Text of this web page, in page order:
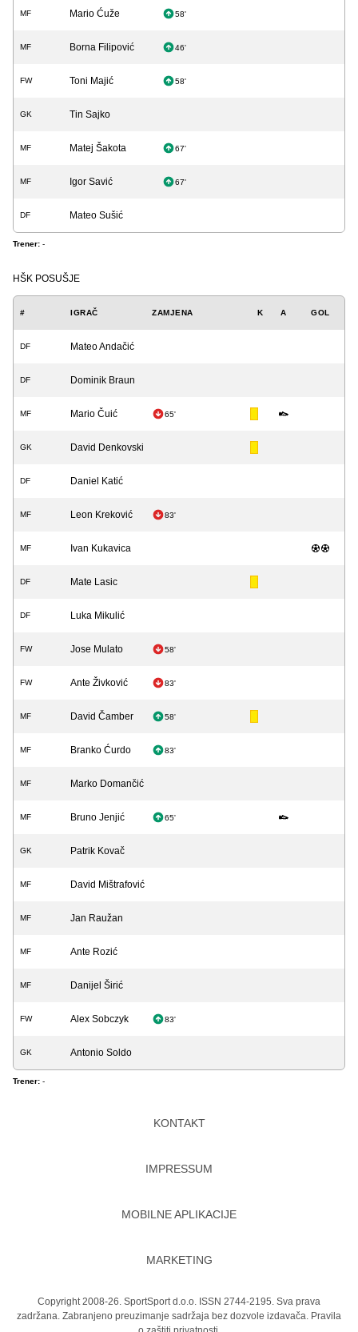
MF Mario Ćuže 58'
MF Borna Filipović 46'
FW Toni Majić 58'
GK Tin Sajko
MF Matej Šakota 67'
MF Igor Savić 67'
DF Mateo Sušić
Trener: -
HŠK POSUŠJE
# IGRAČ ZAMJENA K A GOL
DF Mateo Andačić
DF Dominik Braun
MF Mario Čuić 65'
GK David Denkovski
DF Daniel Katić
MF Leon Kreković 83'
MF Ivan Kukavica
DF Mate Lasic
DF Luka Mikulić
FW Jose Mulato 58'
FW Ante Živković 83'
MF David Čamber 58'
MF Branko Ćurdo 83'
MF Marko Domančić
MF Bruno Jenjić 65'
GK Patrik Kovač
MF David Mištrafović
MF Jan Raužan
MF Ante Rozić
MF Danijel Širić
FW Alex Sobczyk 83'
GK Antonio Soldo
Trener: -
KONTAKT
IMPRESSUM
MOBILNE APLIKACIJE
MARKETING
Copyright 2008-26. SportSport d.o.o. ISSN 2744-2195. Sva prava
zadržana. Zabranjeno preuzimanje sadržaja bez dozvole izdavača. Pravila